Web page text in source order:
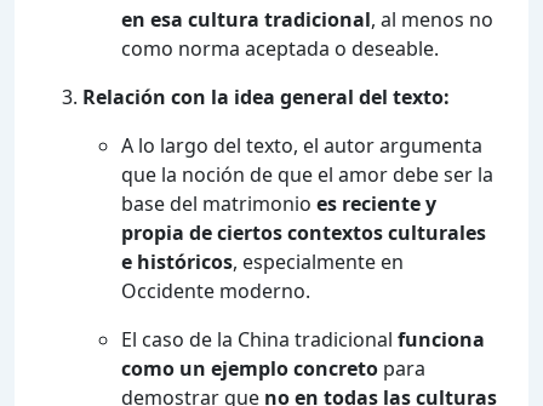
en esa cultura tradicional, al menos no
como norma aceptada o deseable.
Relación con la idea general del texto:
A lo largo del texto, el autor argumenta
que la noción de que el amor debe ser la
base del matrimonio es reciente y
propia de ciertos contextos culturales
e históricos, especialmente en
Occidente moderno.
El caso de la China tradicional funciona
como un ejemplo concreto para
demostrar que no en todas las culturas